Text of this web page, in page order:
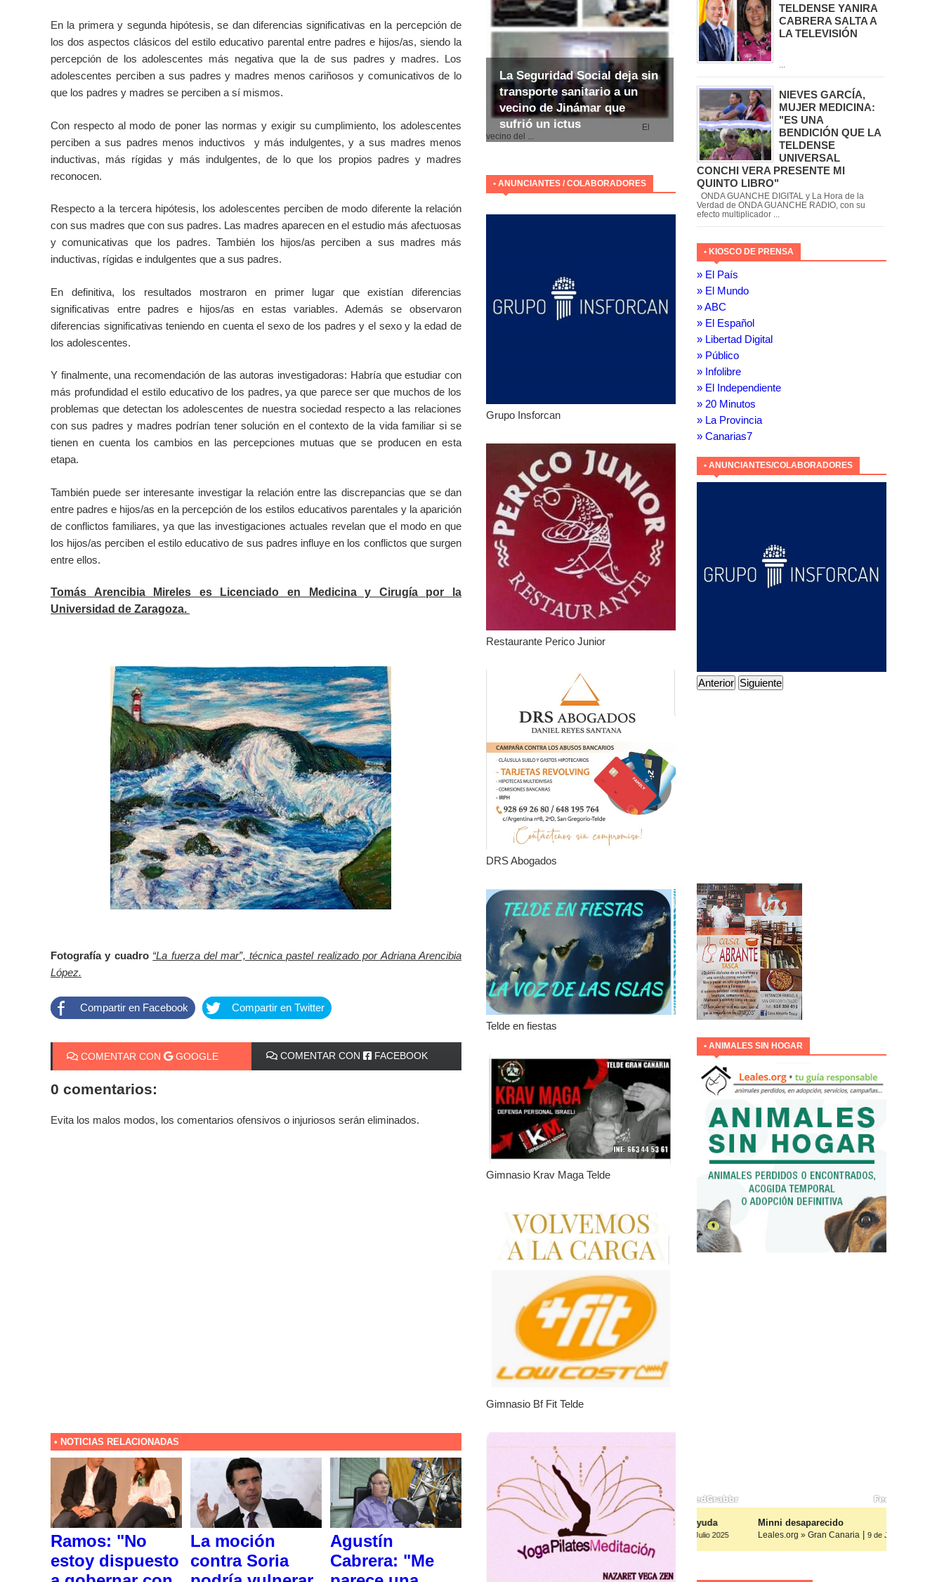
La Seguridad Social deja sin
transporte sanitario a un
vecino de Jinámar que
sufrió un ictus
El
vecino del ...
• ANUNCIANTES / COLABORADORES
Grupo Insforcan
Restaurante Perico Junior
DRS Abogados
Telde en fiestas
Gimnasio Krav Maga Telde
Gimnasio Bf Fit Telde
En la primera y segunda hipótesis, se dan diferencias significativas en la percepción de
los dos aspectos clásicos del estilo educativo parental entre padres e hijos/as, siendo la
percepción de los adolescentes más negativa que la de sus padres y madres. Los
adolescentes perciben a sus padres y madres menos cariñosos y comunicativos de lo
que los padres y madres se perciben a sí mismos.
Con respecto al modo de poner las normas y exigir su cumplimiento, los adolescentes
perciben a sus padres menos inductivos y más indulgentes, y a sus madres menos
inductivas, más rígidas y más indulgentes, de lo que los propios padres y madres
reconocen.
Respecto a la tercera hipótesis, los adolescentes perciben de modo diferente la relación
con sus madres que con sus padres. Las madres aparecen en el estudio más afectuosas
y comunicativas que los padres. También los hijos/as perciben a sus madres más
inductivas, rígidas e indulgentes que a sus padres.
En definitiva, los resultados mostraron en primer lugar que existían diferencias
significativas entre padres e hijos/as en estas variables. Además se observaron
diferencias significativas teniendo en cuenta el sexo de los padres y el sexo y la edad de
los adolescentes.
Y finalmente, una recomendación de las autoras investigadoras: Habría que estudiar con
más profundidad el estilo educativo de los padres, ya que parece ser que muchos de los
problemas que detectan los adolescentes de nuestra sociedad respecto a las relaciones
con sus padres y madres podrían tener solución en el contexto de la vida familiar si se
tienen en cuenta los cambios en las percepciones mutuas que se producen en esta
etapa.
También puede ser interesante investigar la relación entre las discrepancias que se dan
entre padres e hijos/as en la percepción de los estilos educativos parentales y la aparición
de conflictos familiares, ya que las investigaciones actuales revelan que el modo en que
los hijos/as perciben el estilo educativo de sus padres influye en los conflictos que surgen
entre ellos.
Tomás Arencibia Mireles es Licenciado en Medicina y Cirugía por la
Universidad de Zaragoza.
Fotografía y cuadro “La fuerza del mar”, técnica pastel realizado por Adriana Arencibia
López.
Compartir en Facebook Compartir en Twitter
COMENTAR CON GOOGLE COMENTAR CON FACEBOOK
0 comentarios:
Evita los malos modos, los comentarios ofensivos o injuriosos serán eliminados.
• NOTICIAS RELACIONADAS
Ramos: "No
estoy dispuesto
La moción
contra Soria
Agustín
Cabrera: "Me
TELDENSE YANIRA
CABRERA SALTA A
LA TELEVISIÓN
NIEVES GARCÍA,
MUJER MEDICINA:
"ES UNA
BENDICIÓN QUE LA
TELDENSE
UNIVERSAL
CONCHI VERA PRESENTE MI
QUINTO LIBRO"
ONDA GUANCHE DIGITAL y La Hora de la
Verdad de ONDA GUANCHE RADIO, con su
efecto multiplicador ...
• KIOSCO DE PRENSA
» El País
» El Mundo
» ABC
» El Español
» Libertad Digital
» Público
» Infolibre
» El Independiente
» 20 Minutos
» La Provincia
» Canarias7
• ANUNCIANTES/COLABORADORES
Anterior Siguiente
• ANIMALES SIN HOGAR
No tengo para alimentarlos, ayuda
Leales.org » Gran Canaria |
Minni desaparecido
Leales.org » Gran Canaria | 9 de Julio 2025